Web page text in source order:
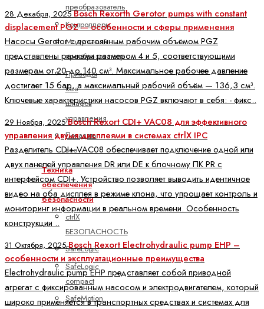
преобразователь
Контроллеры
Модульный
преобразователь
Приводы
без
шкафов
управления
Показать
все
Техника
обеспечения
безопасности
ctrlX
БЕЗОПАСНОСТЬ
SafeLogic
SafeLogic
compact
SafeMotion
28 Декабря, 2025Bosch Rexorth Gerotor pumps with constant
displacement PGZ — особенности и сферы применения
Насосы Gerotor с постоянным рабочим объёмом PGZ
представлены рамками размером 4 и 5, соответствующими
размерам от 20 до 140 см³. Максимальное рабочее давление
достигает 15 бар, а максимальный рабочий объём — 136,3 см³.
Ключевые характеристики насосов PGZ включают в себя: - фикс..
29 Ноября, 2025Bosch Rexort CDI+ VAC08 для эффективного
управления двумя дисплеями в системах ctrlX IPC
Разделитель CDI+ VAC08 обеспечивает подключение одной или
двух панелей управления DR или DE к блочному ПК PR с
интерфейсом CDI+. Устройство позволяет выводить идентичное
видео на оба дисплея в режиме клона, что упрощает контроль и
мониторинг информации в реальном времени. Особенность
конструкции ..
31 Октября, 2025Bosch Rexort Electrohydraulic pump EHP –
особенности и эксплуатационные преимущества
Electrohydraulic pump EHP представляет собой приводной
агрегат с фиксированным насосом и электродвигателем, который
широко применяется в транспортных средствах и системах для